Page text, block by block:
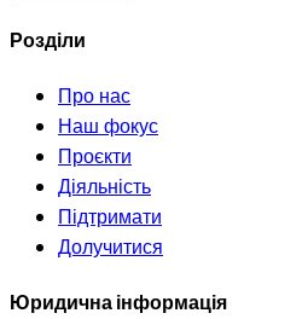
Розділи
Про нас
Наш фокус
Проєкти
Діяльність
Підтримати
Долучитися
Юридична інформація